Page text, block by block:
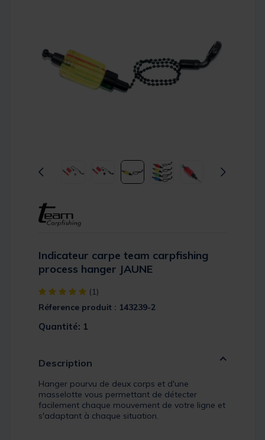
Indicateur carpe team carpfishing
process hanger JAUNE
[object Object] out of 5 Customer Rating
(1)
Réference produit : 143239-2
Quantité: 1
Description
Hanger pourvu de deux corps et d'une
masselotte vous permettant de détecter
facilement chaque mouvement de votre ligne et
s'adaptant à chaque situation.